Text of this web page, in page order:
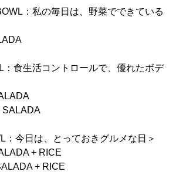
：私の毎日は、野菜でできている
：食生活コントロールで、優れたボデ
SALADA
：今日は、とっておきグルメな日＞
+ RICE
+ RICE